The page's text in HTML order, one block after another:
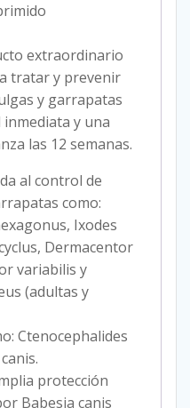
extraordinario
tratar y prevenir
y garrapatas
y una
las 12 semanas.
al control de
como:
Ixodes
Dermacentor
variabilis y
(adultas y
Ctenocephalides
protección
Babesia canis